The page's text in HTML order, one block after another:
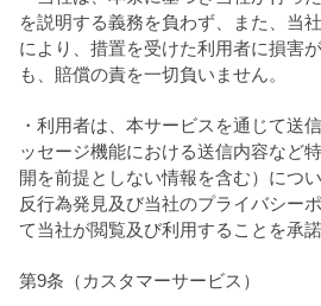
を説明する義務を負わず、また、当
により、措置を受けた利用者に損害
も、賠償の責を一切負いません。
・利用者は、本サービスを通じて送
ッセージ機能における送信内容など
開を前提としない情報を含む）につ
反行為発見及び当社のプライバシー
て当社が閲覧及び利用することを承諾
第9条（カスタマーサービス）